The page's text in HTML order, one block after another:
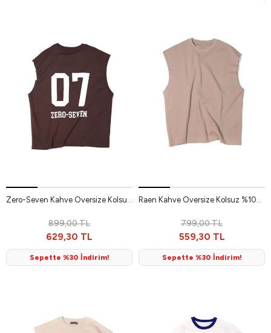
Zero-Seven Kahve Oversize Kolsuz %100 Pamuk Erkek Tshirt
899,00 TL
629,30 TL
Sepette %30 İndirim!
Raen Kahve Oversize Kolsuz %100 Pamuk Erkek Tshirt
799,00 TL
559,30 TL
Sepette %30 İndirim!